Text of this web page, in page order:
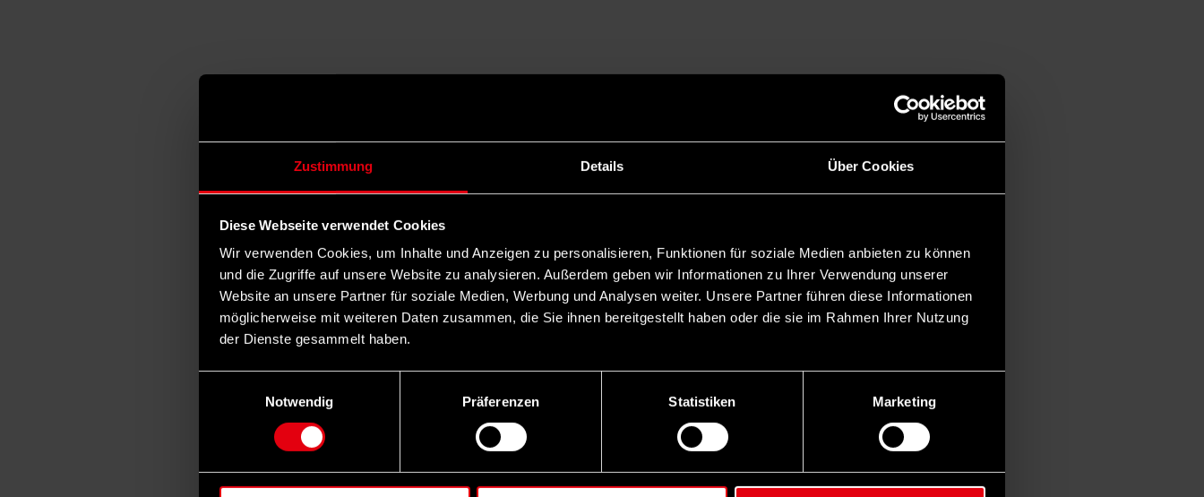
Zustimmung Details Über Cookies
Diese Webseite verwendet Cookies
Wir verwenden Cookies, um Inhalte und Anzeigen zu personalisieren, Funktionen für soziale Medien anbieten zu können
und die Zugriffe auf unsere Website zu analysieren. Außerdem geben wir Informationen zu Ihrer Verwendung unserer
Website an unsere Partner für soziale Medien, Werbung und Analysen weiter. Unsere Partner führen diese Informationen
möglicherweise mit weiteren Daten zusammen, die Sie ihnen bereitgestellt haben oder die sie im Rahmen Ihrer Nutzung
der Dienste gesammelt haben.
Notwendig
Präferenzen Statistiken Marketing